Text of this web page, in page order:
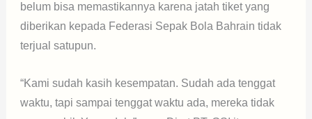
belum bisa memastikannya karena jatah tiket yang
diberikan kepada Federasi Sepak Bola Bahrain tidak
terjual satupun.
“Kami sudah kasih kesempatan. Sudah ada tenggat
waktu, tapi sampai tenggat waktu ada, mereka tidak